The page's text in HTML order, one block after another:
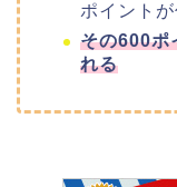
ポイント
その600ポ
れる